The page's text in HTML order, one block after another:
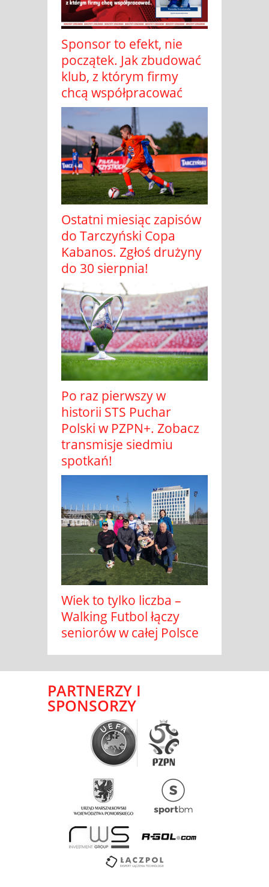
Sponsor to efekt, nie
początek. Jak zbudować
klub, z którym firmy
chcą współpracować
Ostatni miesiąc zapisów
do Tarczyński Copa
Kabanos. Zgłoś drużyny
do 30 sierpnia!
Po raz pierwszy w
historii STS Puchar
Polski w PZPN+. Zobacz
transmisje siedmiu
spotkań!
Wiek to tylko liczba –
Walking Futbol łączy
seniorów w całej Polsce
PARTNERZY I
SPONSORZY